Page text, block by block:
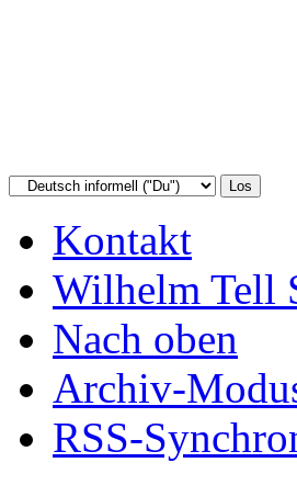
Kontakt
Wilhelm Tell
Nach oben
Archiv-
RSS-